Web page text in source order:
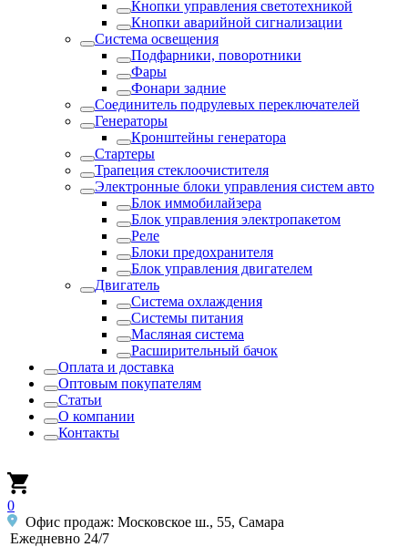
Кнопки управления светотехникой
Кнопки аварийной сигнализации
Система освещения
Подфарники, поворотники
Фары
Фонари задние
Соединитель подрулевых переключателей
Генераторы
Кронштейны генератора
Стартеры
Трапеция стеклоочистителя
Электронные блоки управления систем авто
Блок иммобилайзера
Блок управления электропакетом
Реле
Блоки предохранителя
Блок управления двигателем
Двигатель
Система охлаждения
Системы питания
Масляная система
Расширительный бачок
Оплата и доставка
Оптовым покупателям
Статьи
О компании
Контакты
0
Офис продаж: Московское ш., 55, Самара
Ежедневно 24/7